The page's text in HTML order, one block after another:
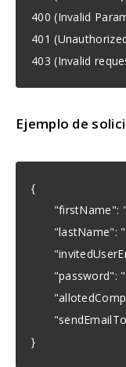
400 (Invalid
401
403 (Invalid
Ejemplo de
{
"firstName":
"lastName":
"password":
}